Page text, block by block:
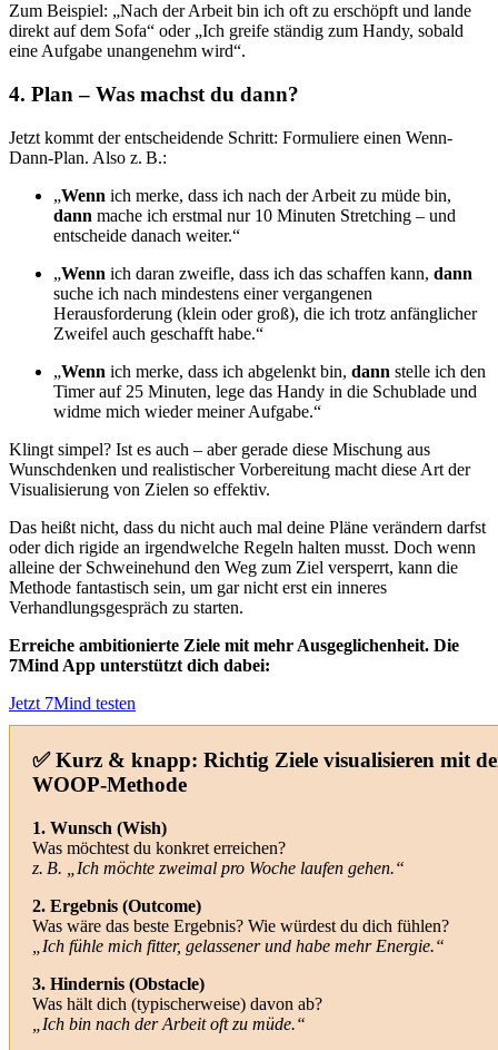
Zum Beispiel: „Nach der Arbeit bin ich oft zu erschöpft und lande
direkt auf dem Sofa“ oder „Ich greife ständig zum Handy, sobald
eine Aufgabe unangenehm wird“.
4. Plan – Was machst du dann?
Jetzt kommt der entscheidende Schritt: Formuliere einen Wenn-
Dann-Plan. Also z. B.:
„Wenn ich merke, dass ich nach der Arbeit zu müde bin,
dann mache ich erstmal nur 10 Minuten Stretching – und
entscheide danach weiter.“
„Wenn ich daran zweifle, dass ich das schaffen kann, dann
suche ich nach mindestens einer vergangenen
Herausforderung (klein oder groß), die ich trotz anfänglicher
Zweifel auch geschafft habe.“
„Wenn ich merke, dass ich abgelenkt bin, dann stelle ich den
Timer auf 25 Minuten, lege das Handy in die Schublade und
widme mich wieder meiner Aufgabe.“
Klingt simpel? Ist es auch – aber gerade diese Mischung aus
Wunschdenken und realistischer Vorbereitung macht diese Art der
Visualisierung von Zielen so effektiv.
Das heißt nicht, dass du nicht auch mal deine Pläne verändern darfst
oder dich rigide an irgendwelche Regeln halten musst. Doch wenn
alleine der Schweinehund den Weg zum Ziel versperrt, kann die
Methode fantastisch sein, um gar nicht erst ein inneres
Verhandlungsgespräch zu starten.
Erreiche ambitionierte Ziele mit mehr Ausgeglichenheit. Die
7Mind App unterstützt dich dabei:
Jetzt 7Mind testen
✅ Kurz & knapp: Richtig Ziele visualisieren mit
WOOP-Methode
1. Wunsch (Wish)
Was möchtest du konkret erreichen?
z. B. „Ich möchte zweimal pro Woche laufen gehen.“
2. Ergebnis (Outcome)
Was wäre das beste Ergebnis? Wie würdest du dich fühlen?
„Ich fühle mich fitter, gelassener und habe mehr Energie.“
3. Hindernis (Obstacle)
Was hält dich (typischerweise) davon ab?
„Ich bin nach der Arbeit oft zu müde.“